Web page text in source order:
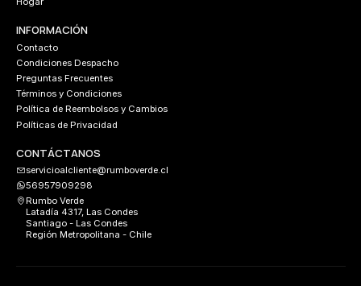
INFORMACIÓN
Contacto
Condiciones Despacho
Preguntas Frecuentes
Términos y Condiciones
Política de Reembolsos y Cambios
Políticas de Privacidad
CONTÁCTANOS
servicioalcliente@rumboverde.cl
56957909298
Rumbo Verde
Latadía 4317, Las Condes
Santiago - Las Condes
Región Metropolitana - Chile